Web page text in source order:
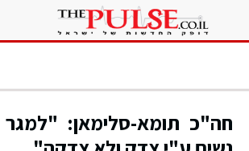
חה"כ תומא-סלימאן: "למגר